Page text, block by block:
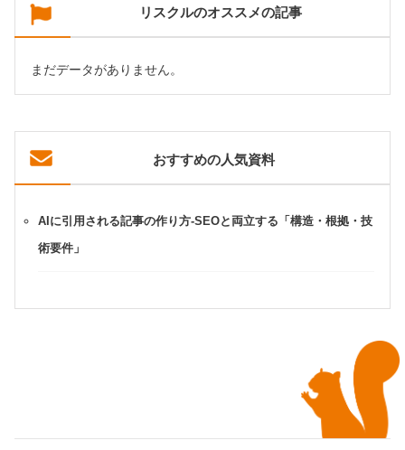
リスクルのオススメの記事
まだデータがありません。
おすすめの人気資料
AIに引用される記事の作り方-SEOと両立する「構造・根拠・技
術要件」